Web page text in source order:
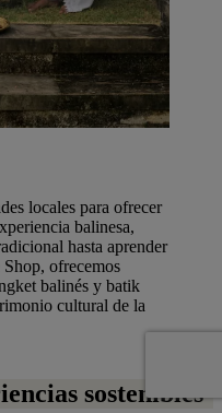
locales para ofrecer
balinesa,
hasta aprender
ofrecemos
balinés y batik
cultural de la
sostenibles